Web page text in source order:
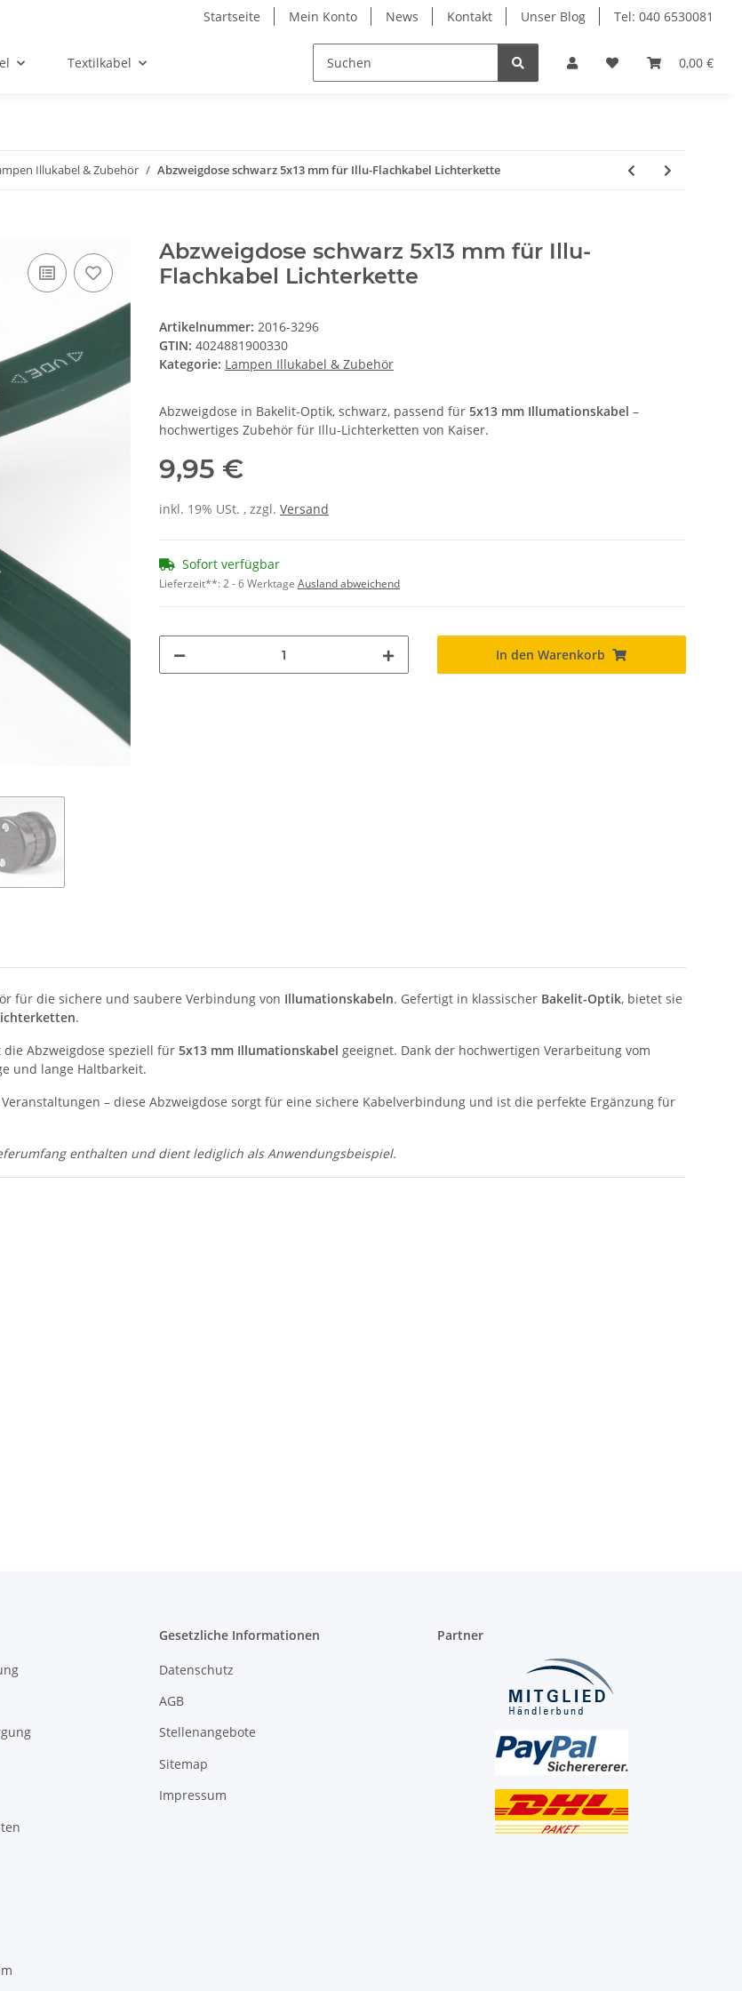
Startseite Mein Konto News Kontakt Unser Blog Tel: 040 6530081
0,00 €
Textilkabel
Illukabel & Zubehör Abzweigdose schwarz 5x13 mm für Illu-Flachkabel Lichterkette
Abzweigdose schwarz 5x13 mm für Illu-
Flachkabel Lichterkette
Artikelnummer: 2016-3296
GTIN: 4024881900330
Kategorie: Lampen Illukabel & Zubehör
Abzweigdose in Bakelit-Optik, schwarz, passend für 5x13 mm Illumationskabel –
hochwertiges Zubehör für Illu-Lichterketten von Kaiser.
9,95 €
inkl. 19% USt. , zzgl. Versand
Sofort verfügbar
Lieferzeit**:2 - 6 Werktage Ausland abweichend
In den Warenkorb
für die sichere und saubere Verbindung von Illumationskabeln. Gefertigt in klassischer Bakelit-Optik, bietet sie
.
die Abzweigdose speziell für 5x13 mm Illumationskabel geeignet. Dank der hochwertigen Verarbeitung vom
und lange Haltbarkeit.
– diese Abzweigdose sorgt für eine sichere Kabelverbindung und ist die perfekte Ergänzung für
enthalten und dient lediglich als Anwendungsbeispiel.
Gesetzliche Informationen
Datenschutz
AGB
Stellenangebote
Sitemap
Impressum
Partner